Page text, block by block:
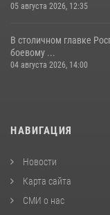
05 августа 2026, 12:35
В столичном главке
боевому ...
04 августа 2026, 14:00
НАВИГАЦИЯ
Новости
Карта сайта
СМИ о нас